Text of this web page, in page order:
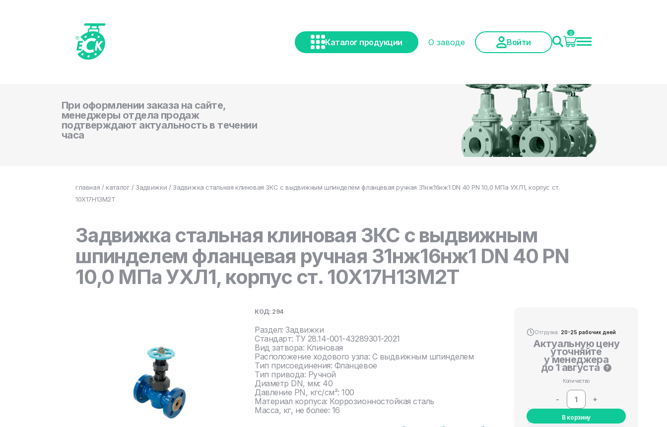
Каталог продукции О заводе Войти
0
При оформлении заказа на сайте,
менеджеры отдела продаж
подтверждают актуальность в течении
часа
главная / каталог/ Задвижки / Задвижка стальная клиновая ЗКС с выдвижным шпинделем фланцевая ручная 31нж16нж1 DN 40 PN 10,0 МПа УХЛ1, корпус ст.
10Х17Н13М2Т
Задвижка стальная клиновая ЗКС с выдвижным
шпинделем фланцевая ручная 31нж16нж1 DN 40 PN
10,0 МПа УХЛ1, корпус ст. 10Х17Н13М2Т
КОД: 294
Раздел: Задвижки
Стандарт: ТУ 28.14-001-43289301-2021
Вид затвора: Клиновая
Расположение ходового узла: С выдвижным шпинделем
Тип присоединения: Фланцевое
Тип привода: Ручной
Диаметр DN, мм: 40
Давление PN, кгс/см²: 100
Материал корпуса: Коррозионностойкая сталь
Масса, кг, не более: 16
Отгрузка: 20-25 рабочих дней
Актуальную цену
уточняйте
у менеджера
до 1 августа ?
Количество
- +
В корзину